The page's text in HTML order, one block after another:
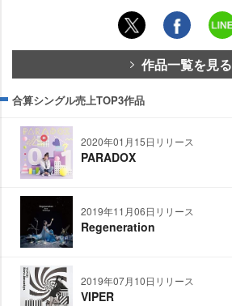
作品一覧を見る
合算シングル売上TOP3作品
2020年01月15日リリース
PARADOX
2019年11月06日リリース
Regeneration
2019年07月10日リリース
VIPER